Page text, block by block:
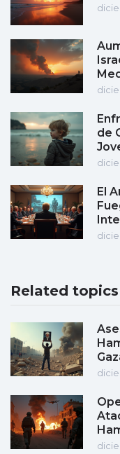
de
El
Related topics